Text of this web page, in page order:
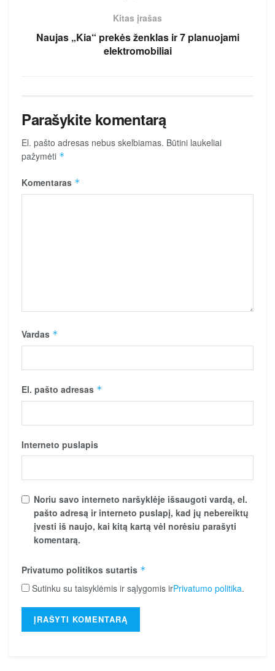
Kitas įrašas
Naujas „Kia“ prekės ženklas ir 7 planuojami
elektromobiliai
Parašykite komentarą
El. pašto adresas nebus skelbiamas. Būtini laukeliai
pažymėti *
Komentaras *
Vardas *
El. pašto adresas *
Interneto puslapis
Noriu savo interneto naršyklėje išsaugoti vardą, el.
pašto adresą ir interneto puslapį, kad jų nebereiktų
įvesti iš naujo, kai kitą kartą vėl norėsiu parašyti
komentarą.
Privatumo politikos sutartis *
Sutinku su taisyklėmis ir sąlygomis irPrivatumo politika.